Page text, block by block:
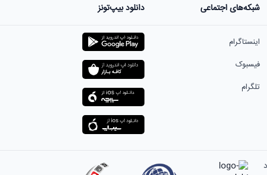
شبکه‌های اجتماعی
اینستاگرام
فیسبوک
تلگرام
دانلود بیپ‌تونز